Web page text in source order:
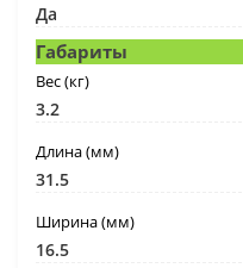
Да
Габариты
Вес (кг)
3.2
Длина (мм)
31.5
Ширина (мм)
16.5